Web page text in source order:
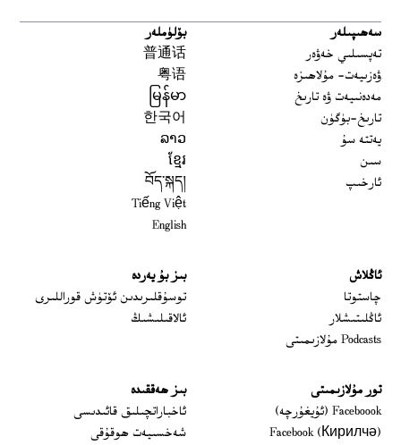
سەھىپىلەر
تەپسىلىي خەۋەر
ۋەزىيەت- مۇلاھىزە
مەدەنىيەت ۋە تارىخ
تارىخ-بۈگۈن
يەتتە سۇ
سىن
ئارخىپ
بۆلۈملەر
普通话
粤语
မြန်မာ
한국어
ລາວ
ខ្មែរ
བོད་སྐད།
Tiếng Việt
English
ئاڭلاش
چاستوتا
ئاڭلىتىشلار
Podcasts مۇلازىمىتى
بىز بۇ يەردە
توسۇقلىرىدىن ئۆتۈش قوراللىرى
ئالاقىلىشىڭ
تور مۇلازىمىتى
Faceboook (ئۇيغۇرچە)
Opens in new window
Facebook (Кирилчә)
Opens in new window
بىز ھەققىدە
ئاخباراتچىلىق قائىدىسى
شەخسىيەت ھوقۇقى